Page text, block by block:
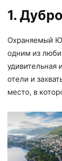
1.
Охраняемый
одним из
удивительная
отели и
место, в